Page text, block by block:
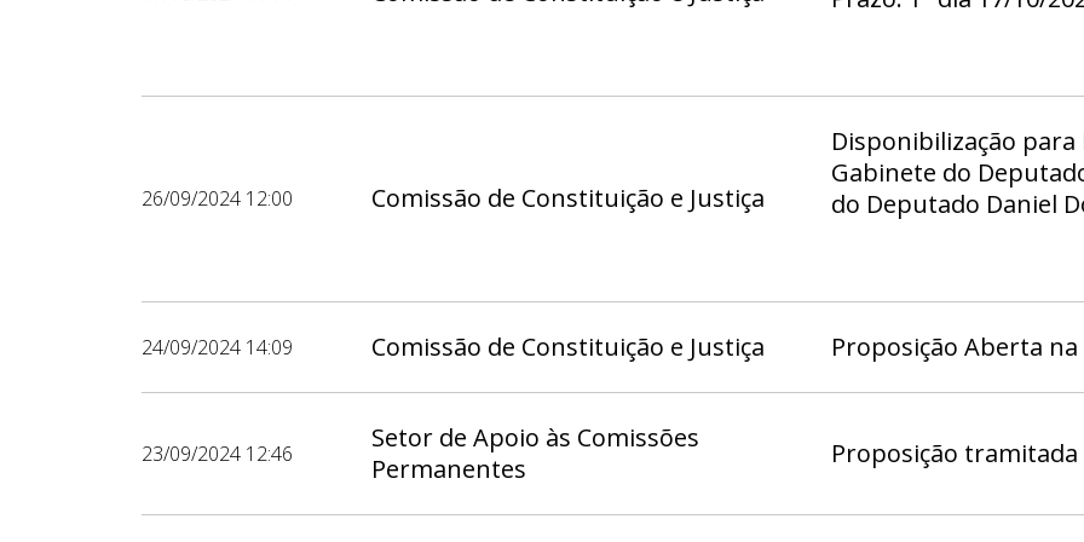
26/09/2024 12:00 Comissão de Constituição e Justiça
Disponibilização
Gabinete do
do Deputado Daniel
Deputado Eduardo
Hermeto - Gab 11,
21, Gabinete da
Gabinete do
Gab 06, Gabinete do
Gabinete do
Deputada Dayse
24/09/2024 14:09 Comissão de Constituição e Justiça Proposição Aberta
23/09/2024 12:46
Setor de Apoio às Comissões
Permanentes
Proposição tramitada